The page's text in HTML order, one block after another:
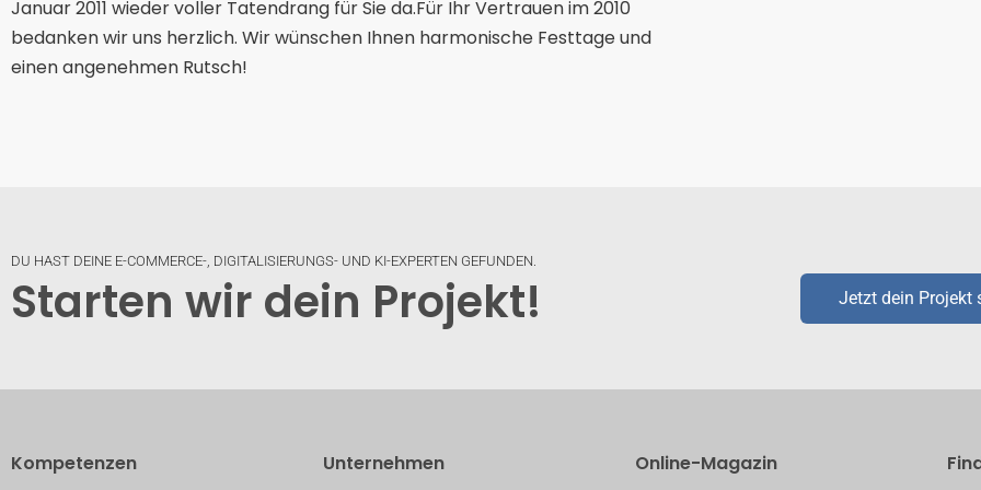
Januar 2011 wieder voller Tatendrang für Sie da.Für Ihr Vertrauen im 2010
bedanken wir uns herzlich. Wir wünschen Ihnen harmonische Festtage und
einen angenehmen Rutsch!
DU HAST DEINE E-COMMERCE-, DIGITALISIERUNGS- UND KI-EXPERTEN GEFUNDEN.
Starten wir dein Projekt! Jetzt dein Projekt
Kompetenzen Unternehmen Online-Magazin